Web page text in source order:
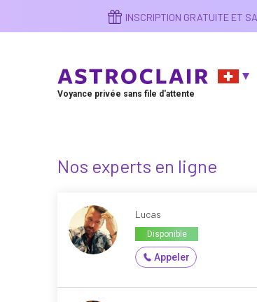
contenu
INSCRIPTION GRATUITE ET
Voyance privée sans file d'attente
Nos experts en ligne
Lucas
Disponible
Appeler